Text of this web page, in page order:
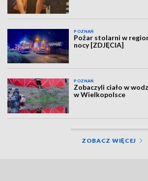
POZNAŃ
Pożar stolarni w
nocy [ZDJĘCIA]
POZNAŃ
Zobaczyli ciało w
w Wielkopolsce
ZOBACZ WIĘCEJ